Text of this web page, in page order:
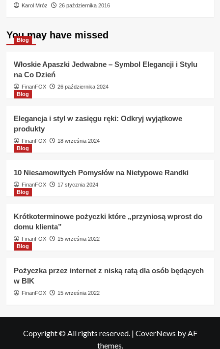
Karol Mróz 26 października 2016
You may have missed
Blog
Włoskie Apaszki Jedwabne – Symbol Elegancji i Stylu
na Co Dzień
FinanFOX
26 października 2024
Blog
Elegancja i styl w zasięgu ręki: Odkryj wyjątkowe
produkty
FinanFOX
18 września 2024
Blog
10 Niesamowitych Pomysłów na Nietypowe Randki
FinanFOX
17 stycznia 2024
Blog
Krótkoterminowe pożyczki które „przyniosą wprost do
domu klienta”
FinanFOX
15 września 2022
Blog
Pożyczka przez internet z niską ratą dla osób będących
w BIK
FinanFOX 15 września 2022
Copyright © All rights reserved. | CoverNews by AF
themes.